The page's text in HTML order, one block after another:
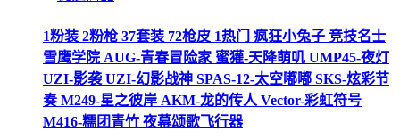
1粉装 2粉枪 37套装 72枪皮 1热门 疯狂小兔子 竞技名士
雪鹰学院 AUG-青春冒险家 蜜獾-天降萌叽 UMP45-夜灯
UZI-影袭 UZI-幻影战神 SPAS-12-太空嘟嘟 SKS-炫彩节
奏 M249-星之彼岸 AKM-龙的传人 Vector-彩虹符号
M416-糯团青竹 夜幕颂歌飞行器